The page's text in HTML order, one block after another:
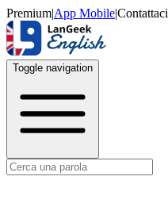
Premium|App Mobile|Contattaci
Toggle navigation